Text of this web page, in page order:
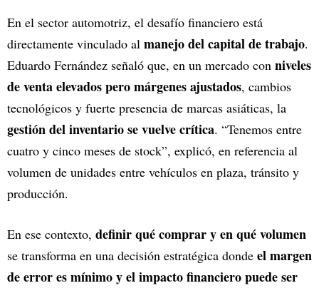
En el sector automotriz, el desafío financiero está
directamente vinculado al manejo del capital de trabajo.
Eduardo Fernández señaló que, en un mercado con niveles
de venta elevados pero márgenes ajustados, cambios
tecnológicos y fuerte presencia de marcas asiáticas, la
gestión del inventario se vuelve crítica. “Tenemos entre
cuatro y cinco meses de stock”, explicó, en referencia al
volumen de unidades entre vehículos en plaza, tránsito y
producción.
En ese contexto, definir qué comprar y en qué volumen
se transforma en una decisión estratégica donde el margen
de error es mínimo y el impacto financiero puede ser